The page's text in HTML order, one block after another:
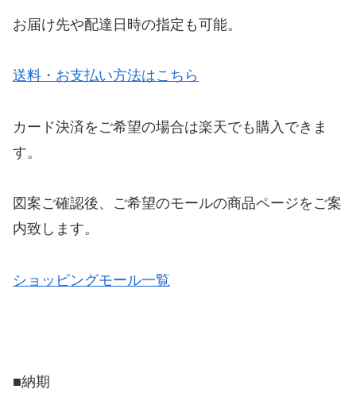
お届け先や配達日時の指定も可能。
送料・お支払い方法はこちら
カード決済をご希望の場合は楽天でも購入できま
す。
図案ご確認後、ご希望のモールの商品ページをご案
内致します。
ショッピングモール一覧
■納期